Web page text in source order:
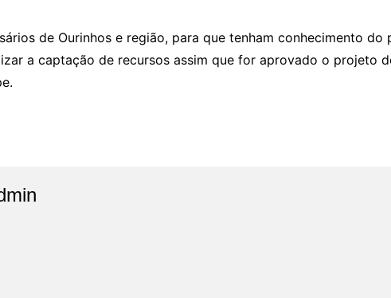
de Ourinhos e região, para que tenham conhecimento
a captação de recursos assim que for aprovado o projeto